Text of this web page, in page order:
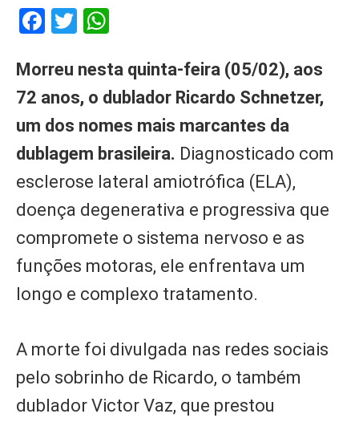
Facebook
Twitter
Morreu nesta quinta-feira (05/02), aos
72 anos, o dublador Ricardo Schnetzer,
um dos nomes mais marcantes da
dublagem brasileira. Diagnosticado com
esclerose lateral amiotrófica (ELA),
doença degenerativa e progressiva que
compromete o sistema nervoso e as
funções motoras, ele enfrentava um
longo e complexo tratamento.
A morte foi divulgada nas redes sociais
pelo sobrinho de Ricardo, o também
dublador Victor Vaz, que prestou